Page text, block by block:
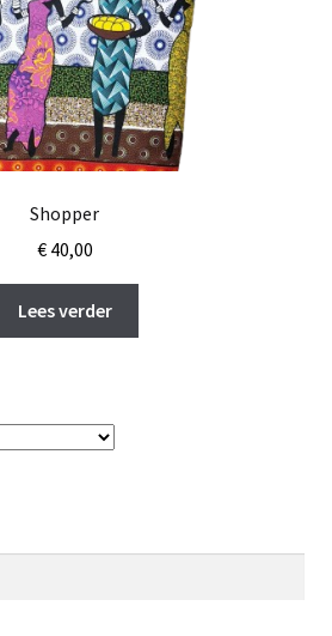
Shopper
€40,00
Lees verder